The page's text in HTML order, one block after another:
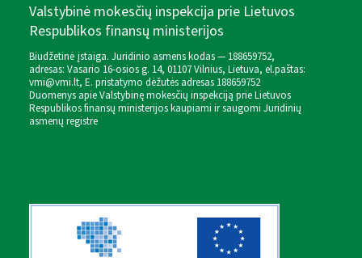
Valstybinė mokesčių inspekcija prie Lietuvos
Respublikos finansų ministerijos
Biudžetinė įstaiga. Juridinio asmens kodas — 188659752,
adresas: Vasario 16-osios g. 14, 01107 Vilnius, Lietuva, el.paštas:
vmi@vmi.lt, E. pristatymo dėžutės adresas 188659752
Duomenys apie Valstybinę mokesčių inspekciją prie Lietuvos
Respublikos finansų ministerijos kaupiami ir saugomi Juridinių
asmenų registre